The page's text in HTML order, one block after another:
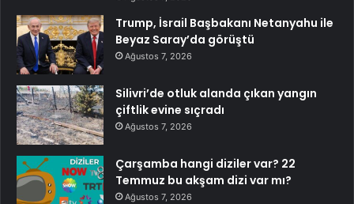
Trump, İsrail Başbakanı Netanyahu ile
Beyaz Saray’da görüştü
Ağustos 7, 2026
Silivri’de otluk alanda çıkan yangın
çiftlik evine sıçradı
Ağustos 7, 2026
Çarşamba hangi diziler var? 22
Temmuz bu akşam dizi var mı?
Ağustos 7, 2026